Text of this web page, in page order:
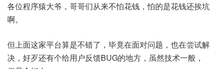
各位程序猿大爷，哥哥们从来不怕花钱，怕的是花钱还挨坑
啊。
但上面这家平台算是不错了，毕竟在面对问题，也在尝试解
决，好歹还有个给用户反馈BUG的地方，虽然技术一般，